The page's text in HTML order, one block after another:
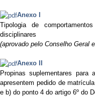
Anexo I
Tipologia de
disciplinares
(aprovado pelo Conselho Geral
Anexo II
Propinas suplementares para
apresentem pedido de
e b) do ponto 4 do artigo 6º do